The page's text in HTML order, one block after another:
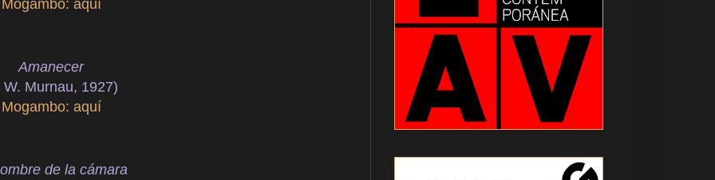
Mogambo: aquí
Amanecer
W. Murnau, 1927)
Mogambo: aquí
de la cámara